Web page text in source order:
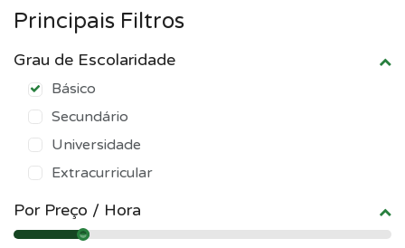
Principais Filtros
Grau de Escolaridade
Básico
Secundário
Universidade
Extracurricular
Por Preço / Hora